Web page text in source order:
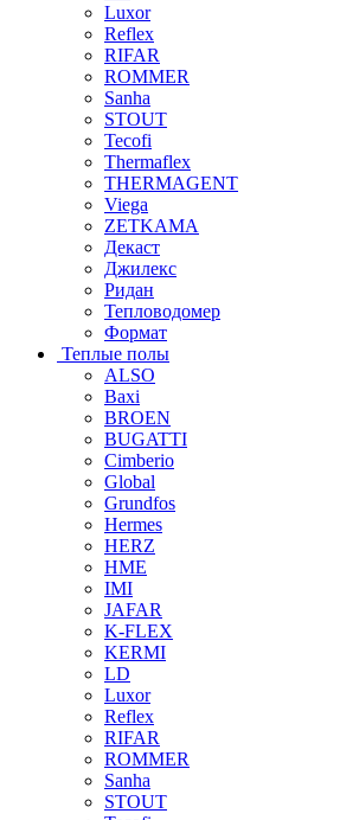
Luxor
Reflex
RIFAR
ROMMER
Sanha
STOUT
Tecofi
Thermaflex
THERMAGENT
Viega
ZETKAMA
Декаст
Джилекс
Ридан
Тепловодомер
Формат
Теплые полы
ALSO
Baxi
BROEN
BUGATTI
Cimberio
Global
Grundfos
Hermes
HERZ
HME
IMI
JAFAR
K-FLEX
KERMI
LD
Luxor
Reflex
RIFAR
ROMMER
Sanha
STOUT